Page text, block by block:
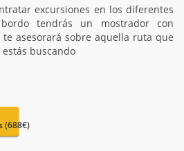
excursiones en los diferentes
tendrás un mostrador con
asesorará sobre aquella ruta que
buscando
(688€)